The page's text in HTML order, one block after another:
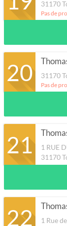
31170
Pas de
20 31170
Pas de
21
1 RUE
31170
22
1 Rue